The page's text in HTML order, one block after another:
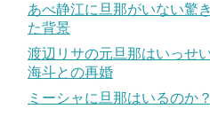
あべ静江に旦那がいない驚
た背景
渡辺リサの元旦那はいっせ
海斗との再婚
ミーシャに旦那はいるのか